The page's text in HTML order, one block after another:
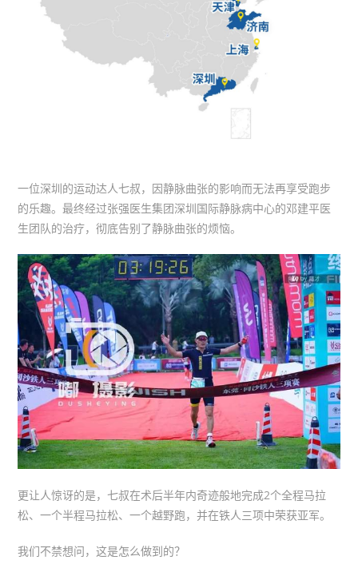
一位深圳的运动达人七叔，因静脉曲张的影响而无法再享受跑步
的乐趣。最终经过张强医生集团深圳国际静脉病中心的邓建平医
生团队的治疗，彻底告别了静脉曲张的烦恼。
更让人惊讶的是，七叔在术后半年内奇迹般地完成2个全程马拉
松、一个半程马拉松、一个越野跑，并在铁人三项中荣获亚军。
我们不禁想问，这是怎么做到的？